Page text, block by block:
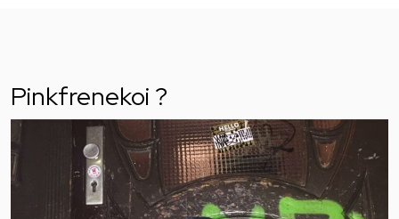
Pinkfrenekoi ?